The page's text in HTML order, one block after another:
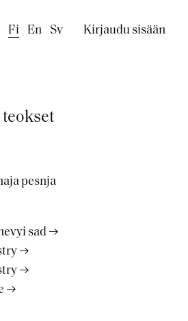
Fi En Sv Kirjaudu sisään
pesnja
sad